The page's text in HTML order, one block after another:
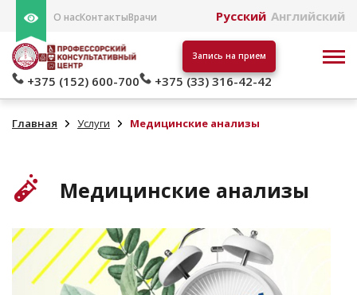
О насКонтактыВрачи Русский Английский
+375 (152) 600-700 +375 (33) 316-42-42
Запись на прием
Главная Услуги Медицинские анализы
Медицинские анализы